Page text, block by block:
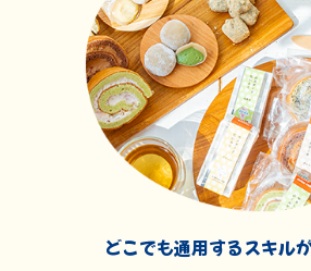
どこでも通用するスキル